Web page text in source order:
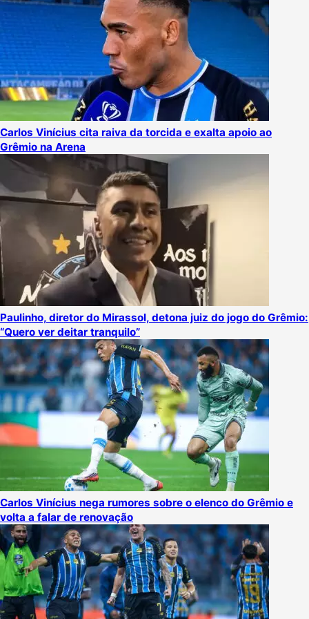
Carlos Vinícius cita raiva da torcida e exalta apoio ao
Grêmio na Arena
Paulinho, diretor do Mirassol, detona juiz do jogo do Grêmio:
“Quero ver deitar tranquilo”
Carlos Vinícius nega rumores sobre o elenco do Grêmio e
volta a falar de renovação